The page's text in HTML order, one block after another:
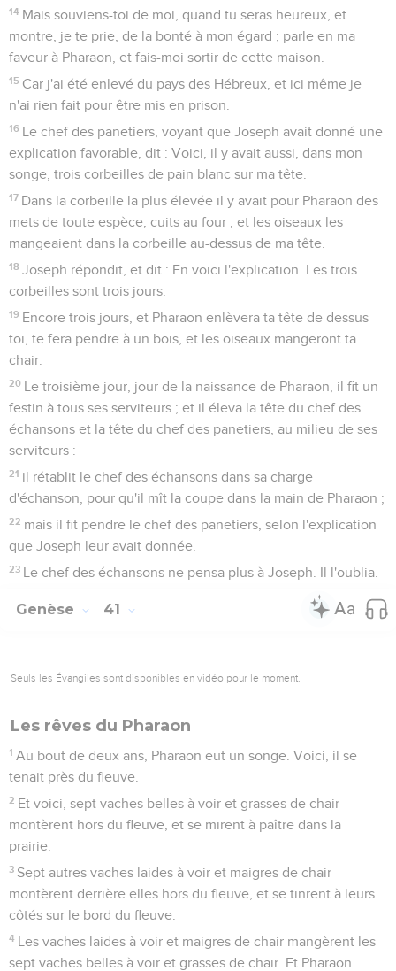
14 Mais souviens-toi de moi, quand tu seras heureux, et
montre, je te prie, de la bonté à mon égard ; parle en ma
faveur à Pharaon, et fais-moi sortir de cette maison.
15 Car j'ai été enlevé du pays des Hébreux, et ici même je
n'ai rien fait pour être mis en prison.
16 Le chef des panetiers, voyant que Joseph avait donné une
explication favorable, dit : Voici, il y avait aussi, dans mon
songe, trois corbeilles de pain blanc sur ma tête.
17 Dans la corbeille la plus élevée il y avait pour Pharaon des
mets de toute espèce, cuits au four ; et les oiseaux les
mangeaient dans la corbeille au-dessus de ma tête.
18 Joseph répondit, et dit : En voici l'explication. Les trois
corbeilles sont trois jours.
19 Encore trois jours, et Pharaon enlèvera ta tête de dessus
toi, te fera pendre à un bois, et les oiseaux mangeront ta
chair.
20 Le troisième jour, jour de la naissance de Pharaon, il fit un
festin à tous ses serviteurs ; et il éleva la tête du chef des
échansons et la tête du chef des panetiers, au milieu de ses
serviteurs :
21 il rétablit le chef des échansons dans sa charge
d'échanson, pour qu'il mît la coupe dans la main de Pharaon ;
22 mais il fit pendre le chef des panetiers, selon l'explication
que Joseph leur avait donnée.
23 Le chef des échansons ne pensa plus à Joseph. Il l'oublia.
Genèse 41
Seuls les Évangiles sont disponibles en vidéo pour le moment.
Les rêves du Pharaon
1 Au bout de deux ans, Pharaon eut un songe. Voici, il se
tenait près du fleuve.
2 Et voici, sept vaches belles à voir et grasses de chair
montèrent hors du fleuve, et se mirent à paître dans la
prairie.
3 Sept autres vaches laides à voir et maigres de chair
montèrent derrière elles hors du fleuve, et se tinrent à leurs
côtés sur le bord du fleuve.
4 Les vaches laides à voir et maigres de chair mangèrent les
sept vaches belles à voir et grasses de chair. Et Pharaon